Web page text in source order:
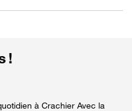
!
à Crachier Avec la